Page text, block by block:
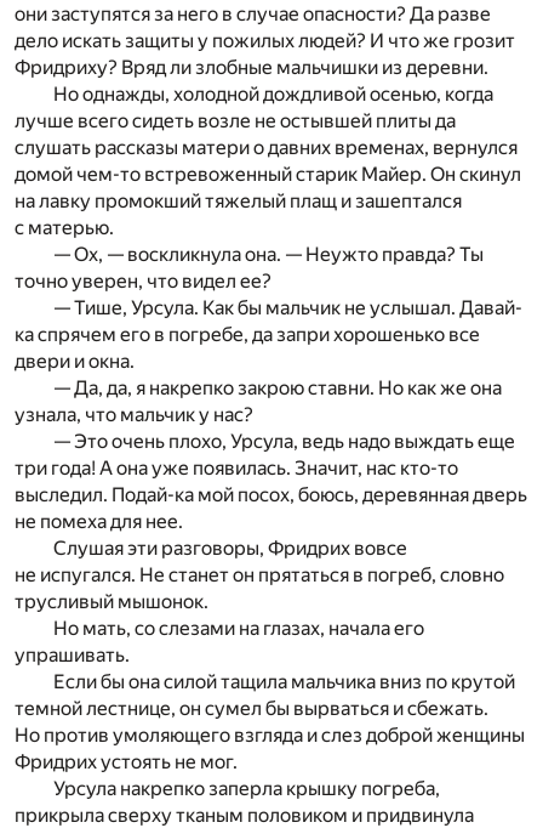
они заступятся за него в случае опасности? Да разве
дело искать защиты у пожилых людей? И что же грозит
Фридриху? Вряд ли злобные мальчишки из деревни.
Но однажды, холодной дождливой осенью, когда
лучше всего сидеть возле не остывшей плиты да
слушать рассказы матери о давних временах, вернулся
домой чем-то встревоженный старик Майер. Он скинул
на лавку промокший тяжелый плащ и зашептался
с матерью.
— Ох, — воскликнула она. — Неужто правда? Ты
точно уверен, что видел ее?
— Тише, Урсула. Как бы мальчик не услышал. Давай-
ка спрячем его в погребе, да запри хорошенько все
двери и окна.
— Да, да, я накрепко закрою ставни. Но как же она
узнала, что мальчик у нас?
— Это очень плохо, Урсула, ведь надо выждать еще
три года! А она уже появилась. Значит, нас кто-то
выследил. Подай-ка мой посох, боюсь, деревянная дверь
не помеха для нее.
Слушая эти разговоры, Фридрих вовсе
не испугался. Не станет он прятаться в погреб, словно
трусливый мышонок.
Но мать, со слезами на глазах, начала его
упрашивать.
Если бы она силой тащила мальчика вниз по крутой
темной лестнице, он сумел бы вырваться и сбежать.
Но против умоляющего взгляда и слез доброй женщины
Фридрих устоять не мог.
Урсула накрепко заперла крышку погреба,
прикрыла сверху тканым половиком и придвинула